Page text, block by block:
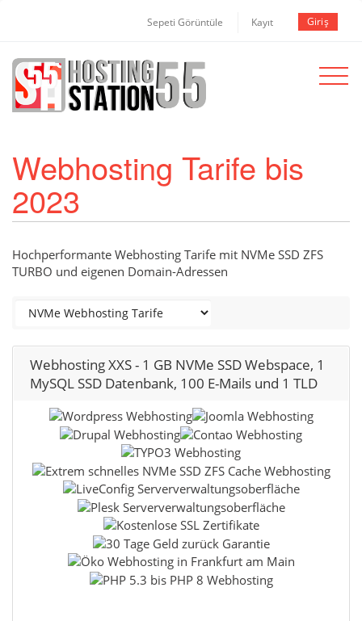
Sepeti Görüntüle Kayıt Giriş
Toggle
Webhosting Tarife bis
2023
Hochperformante Webhosting Tarife mit NVMe SSD ZFS
TURBO und eigenen Domain-Adressen
Webhosting XXS - 1 GB NVMe SSD Webspace, 1
MySQL SSD Datenbank, 100 E-Mails und 1 TLD